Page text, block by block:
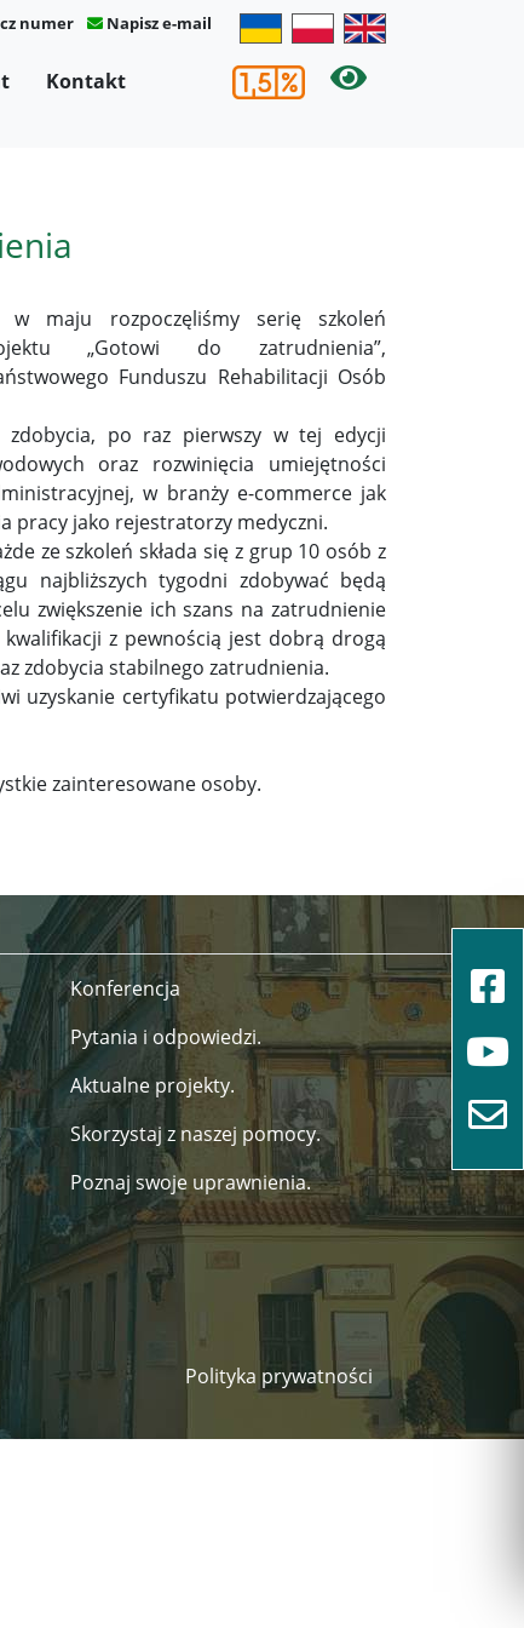
numer Napisz e-mail
Kontakt
w maju rozpoczęliśmy serię szkoleń
„Gotowi do zatrudnienia”,
Funduszu Rehabilitacji Osób
zdobycia, po raz pierwszy w tej edycji
oraz rozwinięcia umiejętności
w branży e-commerce jak
pracy jako rejestratorzy medyczni.
ze szkoleń składa się z grup 10 osób z
najbliższych tygodni zdobywać będą
zwiększenie ich szans na zatrudnienie
z pewnością jest dobrą drogą
zdobycia stabilnego zatrudnienia.
uzyskanie certyfikatu potwierdzającego
zainteresowane osoby.
Konferencja
Pytania i odpowiedzi.
Aktualne projekty.
Skorzystaj z naszej pomocy.
Poznaj swoje uprawnienia.
Polityka prywatności